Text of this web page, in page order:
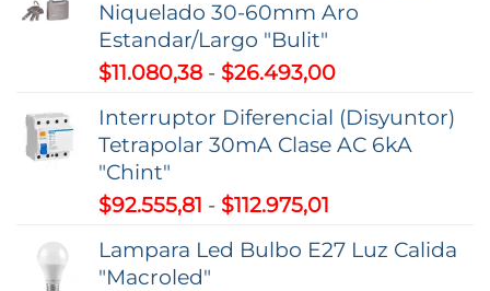
desde
Niquelado 30-60mm Aro
Estandar/Largo "Bulit"
$11.080,38 - $26.493,00Rango
precios:
desde
Interruptor Diferencial (Disyuntor)
Tetrapolar 30mA Clase AC 6kA
"Chint"
$92.555,81 - $112.975,01
precios:
Lampara Led Bulbo E27 Luz Calida
"Macroled"